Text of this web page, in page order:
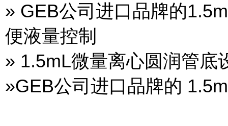
» GEB公司进口品牌的
便液量控制
» 1.5mL微量离心圆润管底
»GEB公司进口品牌的